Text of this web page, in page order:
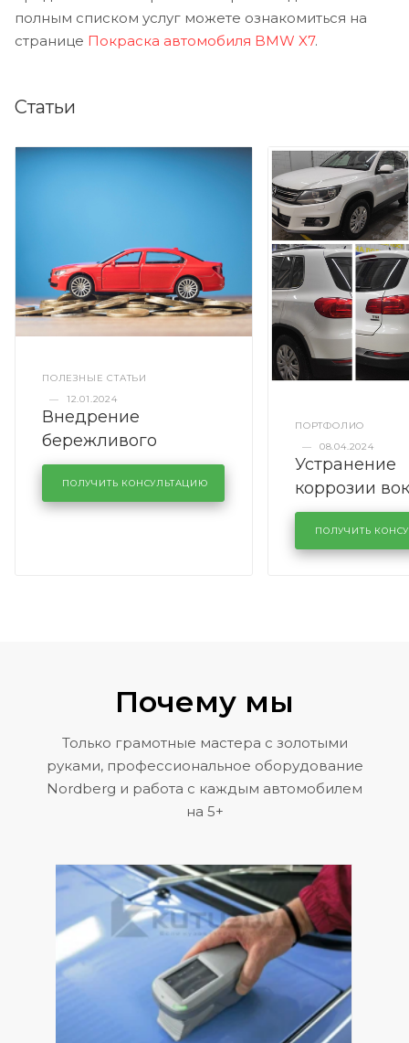
полным списком услуг можете ознакомиться на
странице Покраска автомобиля BMW X7.
Статьи
ПОЛЕЗНЫЕ СТАТЬИ
—
12.01.2024
Внедрение
бережливого
производства в
кузовном сервисе
KUTUZOVV
ПОЛУЧИТЬ КОНСУЛЬТАЦИЮ
ПОРТФОЛИО
—
08.04.2024
Устранение
коррозии
лобового
районе
Volkswagen
ПОЛУЧИТЬ
Почему мы
Только грамотные мастера с золотыми
руками, профессиональное оборудование
Nordberg и работа с каждым автомобилем
на 5+